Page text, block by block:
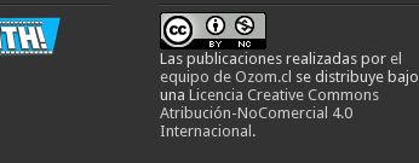
Las publicaciones realizadaspor el
equipo de Ozom.cl se distribuye bajo
una Licencia Creative Commons
Atribución-NoComercial 4.0
Internacional .